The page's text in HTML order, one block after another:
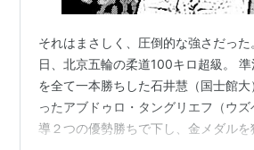
それはまさしく、圧倒的な強さだっ
日、北京五輪の柔道100キロ超級。
を全て一本勝ちした石井慧（国士館
ったアブドゥロ・タングリエフ（ウ
導２つの優勢勝ちで下し、金メダルを